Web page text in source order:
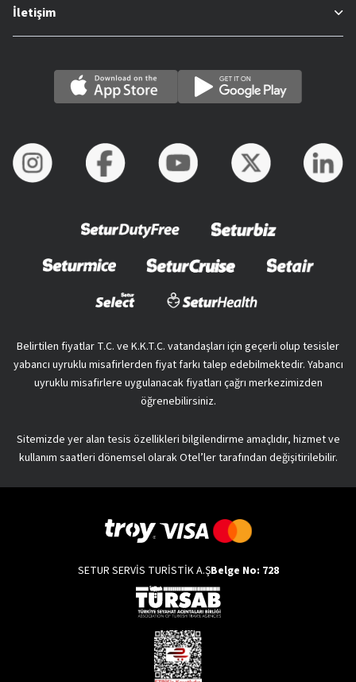
İletişim
Belirtilen fiyatlar T.C. ve K.K.T.C. vatandaşları için geçerli olup tesisler
yabancı uyruklu misafirlerden fiyat farkı talep edebilmektedir. Yabancı
uyruklu misafirlere uygulanacak fiyatları çağrı merkezimizden
öğrenebilirsiniz.
Sitemizde yer alan tesis özellikleri bilgilendirme amaçlıdır, hizmet ve
kullanım saatleri dönemsel olarak Otel’ler tarafından değişitirilebilir.
SETUR SERVİS TURİSTİK A.ŞBelge No: 728